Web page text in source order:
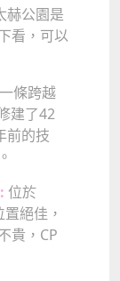
赫公園是
看，可以
條跨越
建了42
前的技
: 位於
絕佳，
貴，CP